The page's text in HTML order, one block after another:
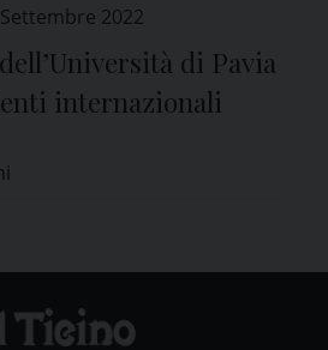
2022
di Pavia
internazionali